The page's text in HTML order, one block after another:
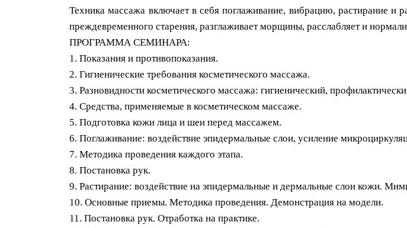
Техника массажа включает в себя поглаживание, вибрацию, растирание
преждевременного старения, разглаживает морщины, расслабляет и
ПРОГРАММА СЕМИНАРА:
1. Показания и противопоказания.
2. Гигиенические требования косметического массажа.
3. Разновидности косметического массажа: гигиенический,
4. Средства, применяемые в косметическом массаже.
5. Подготовка кожи лица и шеи перед массажем.
6. Поглаживание: воздействие эпидермальные слои, усиление
7. Методика проведения каждого этапа.
8. Постановка рук.
9. Растирание: воздействие на эпидермальные и дермальные слои кожи.
10. Основные приемы. Методика проведения. Демонстрация на модели.
11. Постановка рук. Отработка на практике.